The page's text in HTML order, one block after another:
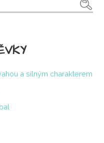
a silným charakterem